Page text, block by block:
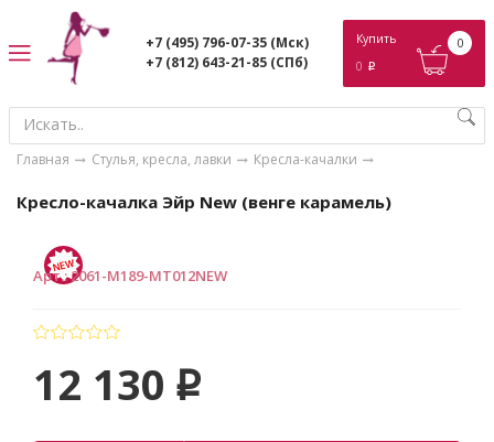
+7 (495) 796-07-35 (Мск)
+7 (812) 643-21-85 (СПб)
Купить
0 p
0
Главная Стулья, кресла, лавки Кресла-качалки
Кресло-качалка Эйр New (венге карамель)
Арт.:2061-М189-МТ012NEW
12 130 p